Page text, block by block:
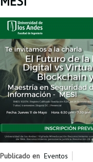
Publicado en Eventos